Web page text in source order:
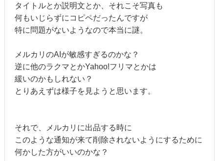
タイトルとか説明文とか、それこそ写真も
何もいじらずにコピペだったんですが
特に問題がないようなので本当に謎。
メルカリのAIが敏感すぎるのかな？
逆に他のラクマとかYahoo!フリマとかは
緩いのかもしれない？
とりあえずは様子を見ようと思います。
それで、メルカリに出品する時に
このような通知が来て削除されないようにするために
何かした方がいいのかな？